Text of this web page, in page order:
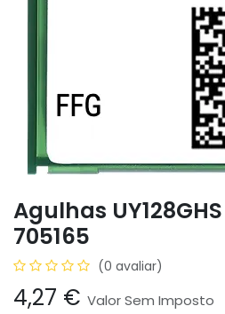
Agulhas
705165
(0 avaliar)
4,27 € Valor Sem Imposto